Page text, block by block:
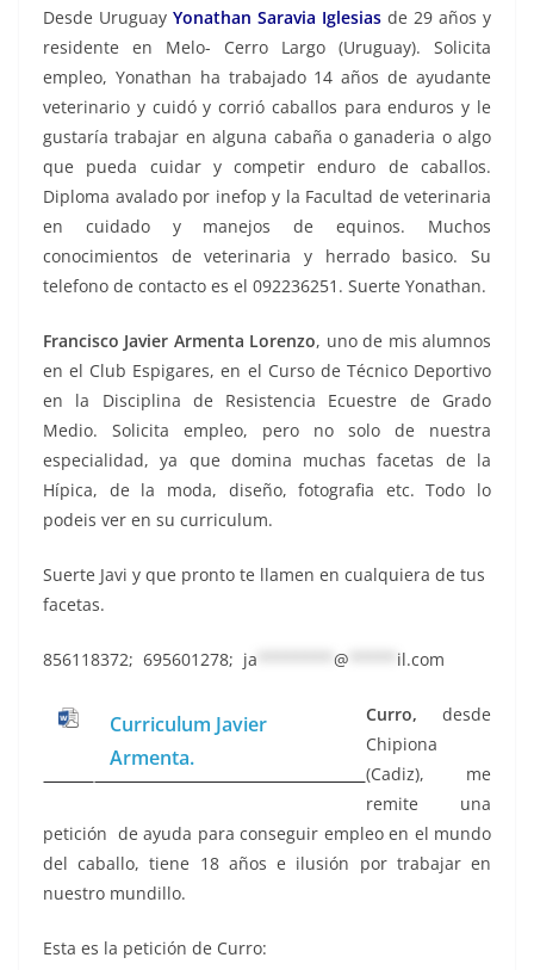
Desde Uruguay Yonathan Saravia Iglesias de 29 años y
residente en Melo- Cerro Largo (Uruguay). Solicita
empleo, Yonathan ha trabajado 14 años de ayudante
veterinario y cuidó y corrió caballos para enduros y le
gustaría trabajar en alguna cabaña o ganaderia o algo
que pueda cuidar y competir enduro de caballos.
Diploma avalado por inefop y la Facultad de veterinaria
en cuidado y manejos de equinos. Muchos
conocimientos de veterinaria y herrado basico. Su
telefono de contacto es el 092236251. Suerte Yonathan.
Francisco Javier Armenta Lorenzo, uno de mis alumnos
en el Club Espigares, en el Curso de Técnico Deportivo
en la Disciplina de Resistencia Ecuestre de Grado
Medio. Solicita empleo, pero no solo de nuestra
especialidad, ya que domina muchas facetas de la
Hípica, de la moda, diseño, fotografia etc. Todo lo
podeis ver en su curriculum.
Suerte Javi y que pronto te llamen en cualquiera de tus
facetas.
856118372; 695601278; ja @ il.com
Curriculum Javier
Armenta.
Curro, desde
Chipiona
(Cadiz), me
remite una
petición de ayuda para conseguir empleo en el mundo
del caballo, tiene 18 años e ilusión por trabajar en
nuestro mundillo.
Esta es la petición de Curro: